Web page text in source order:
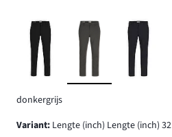
donkergrijs
Variant: Lengte (inch) Lengte (inch) 32